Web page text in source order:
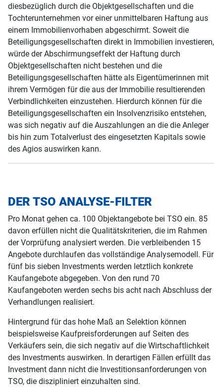
diesbezüglich durch die Objektgesellschaften und die
Tochterunternehmen vor einer unmittelbaren Haftung aus
einem Immobilienvorhaben abgeschirmt. Soweit die
Beteiligungsgesellschaften direkt in Immobilien investieren,
würde der Abschirmungseffekt der Haftung durch
Objektgesellschaften nicht bestehen und die
Beteiligungsgesellschaften hätte als Eigentümerinnen mit
ihrem Vermögen für die aus der Immobilie resultierenden
Verbindlichkeiten einzustehen. Hierdurch können für die
Beteiligungsgesellschaften ein Insolvenzrisiko entstehen,
was sich negativ auf die Auszahlungen an die die Anleger
bis hin zum Totalverlust des eingesetzten Kapitals sowie
des Agios auswirken kann.
DER TSO ANALYSE-FILTER
Pro Monat gehen ca. 100 Objektangebote bei TSO ein. 85
davon erfüllen nicht die Qualitätskriterien, die im Rahmen
der Vorprüfung analysiert werden. Die verbleibenden 15
Angebote durchlaufen das vollständige Analysemodell. Für
fünf bis sieben Investments werden letztlich konkrete
Kaufangebote abgegeben. Von den rund 70
Kaufangeboten werden sechs bis acht nach Abschluss der
Verhandlungen realisiert.
Hintergrund für das hohe Maß an Selektion können
beispielsweise Kaufpreisforderungen auf Seiten des
Verkäufers sein, die sich negativ auf die Wirtschaftlichkeit
des Investments auswirken. In derartigen Fällen erfüllt das
Investment dann nicht die Investitionsanforderungen von
TSO, die diszipliniert einzuhalten sind.